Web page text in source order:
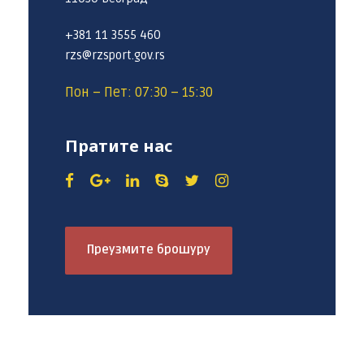
+381 11 3555 460
rzs@rzsport.gov.rs
Пон – Пет: 07:30 – 15:30
Пратите нас
Преузмите брошуру